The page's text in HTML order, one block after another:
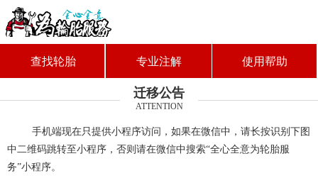
查找轮胎 专业注解 使用帮助
迁移公告
ATTENTION
手机端现在只提供小程序访问，如果在微信中，请长按识别下图
中二维码跳转至小程序，否则请在微信中搜索“全心全意为轮胎服
务”小程序。